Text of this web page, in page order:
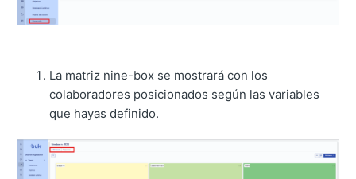
La matriz nine-box se mostrará con los
colaboradores posicionados según las variables
que hayas definido.